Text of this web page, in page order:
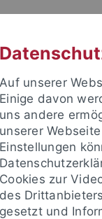
Auf unserer
Einige davon
uns andere
unserer
Einstellungen
Cookies zur
des
gesetzt und